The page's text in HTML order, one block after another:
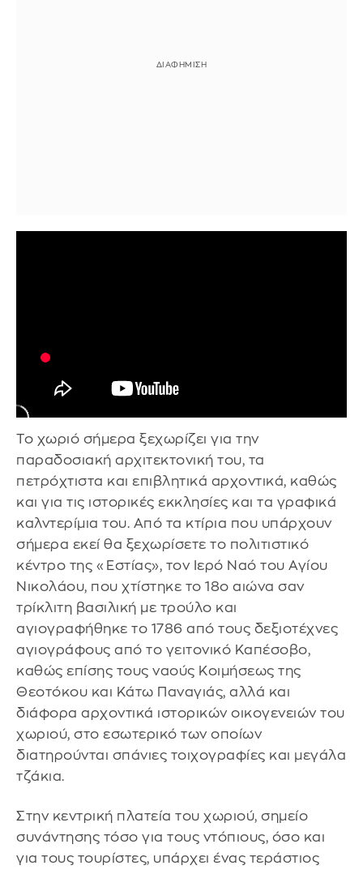
Το χωριό σήμερα ξεχωρίζει για την
παραδοσιακή αρχιτεκτονική του, τα
πετρόχτιστα και επιβλητικά αρχοντικά, καθώς
και για τις ιστορικές εκκλησίες και τα γραφικά
καλντερίμια του. Από τα κτίρια που υπάρχουν
σήμερα εκεί θα ξεχωρίσετε το πολιτιστικό
κέντρο της «Εστίας», τον Ιερό Ναό του Αγίου
Νικολάου, που χτίστηκε το 18ο αιώνα σαν
τρίκλιτη βασιλική με τρούλο και
αγιογραφήθηκε το 1786 από τους δεξιοτέχνες
αγιογράφους από το γειτονικό Καπέσοβο,
καθώς επίσης τους ναούς Κοιμήσεως της
Θεοτόκου και Κάτω Παναγιάς, αλλά και
διάφορα αρχοντικά ιστορικών οικογενειών του
χωριού, στο εσωτερικό των οποίων
διατηρούνται σπάνιες τοιχογραφίες και μεγάλα
τζάκια.
Στην κεντρική πλατεία του χωριού, σημείο
συνάντησης τόσο για τους ντόπιους, όσο και
για τους τουρίστες, υπάρχει ένας τεράστιος